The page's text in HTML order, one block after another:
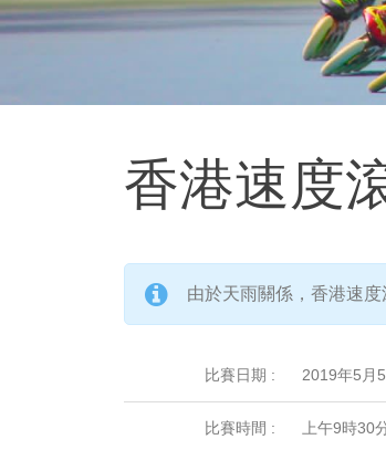
香港速度
由於天雨關係，香港速
比賽日期 : 2019年5月
比賽時間 : 上午9時30